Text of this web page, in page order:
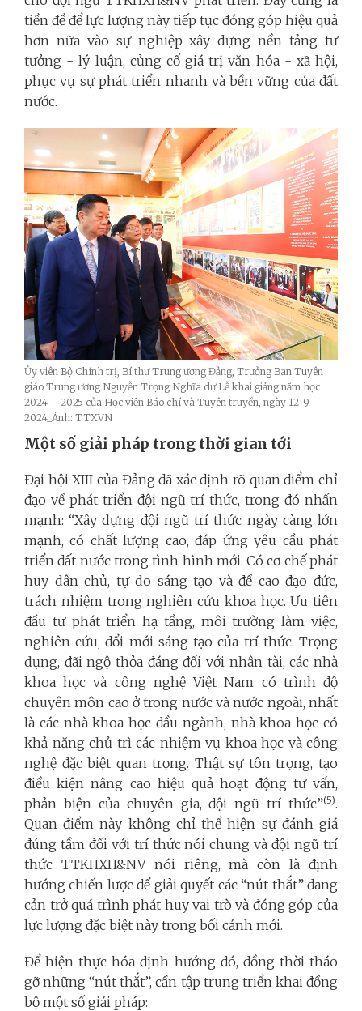
tiền đề để lực lượng này tiếp tục đóng góp hiệu quả
hơn nữa vào sự nghiệp xây dựng nền tảng tư
tưởng - lý luận, củng cố giá trị văn hóa - xã hội,
phục vụ sự phát triển nhanh và bền vững của đất
nước.
Ủy viên Bộ Chính trị, Bí thư Trung ương Đảng, Trưởng Ban Tuyên
giáo Trung ương Nguyễn Trọng Nghĩa dự Lễ khai giảng năm học
2024 – 2025 của Học viện Báo chí và Tuyên truyền, ngày 12-9-
2024_Ảnh: TTXVN
Một số giải pháp trong thời gian tới
Đại hội XIII của Đảng đã xác định rõ quan điểm chỉ
đạo về phát triển đội ngũ trí thức, trong đó nhấn
mạnh: “Xây dựng đội ngũ trí thức ngày càng lớn
mạnh, có chất lượng cao, đáp ứng yêu cầu phát
triển đất nước trong tình hình mới. Có cơ chế phát
huy dân chủ, tự do sáng tạo và đề cao đạo đức,
trách nhiệm trong nghiên cứu khoa học. Ưu tiên
đầu tư phát triển hạ tầng, môi trường làm việc,
nghiên cứu, đổi mới sáng tạo của trí thức. Trọng
dụng, đãi ngộ thỏa đáng đối với nhân tài, các nhà
khoa học và công nghệ Việt Nam có trình độ
chuyên môn cao ở trong nước và nước ngoài, nhất
là các nhà khoa học đầu ngành, nhà khoa học có
khả năng chủ trì các nhiệm vụ khoa học và công
nghệ đặc biệt quan trọng. Thật sự tôn trọng, tạo
điều kiện nâng cao hiệu quả hoạt động tư vấn,
phản biện của chuyên gia, đội ngũ trí thức”(5).
Quan điểm này không chỉ thể hiện sự đánh giá
đúng tầm đối với trí thức nói chung và đội ngũ trí
thức TTKHXH&NV nói riêng, mà còn là định
hướng chiến lược để giải quyết các “nút thắt” đang
cản trở quá trình phát huy vai trò và đóng góp của
lực lượng đặc biệt này trong bối cảnh mới.
Để hiện thực hóa định hướng đó, đồng thời tháo
gỡ những “nút thắt”, cần tập trung triển khai đồng
bộ một số giải pháp: